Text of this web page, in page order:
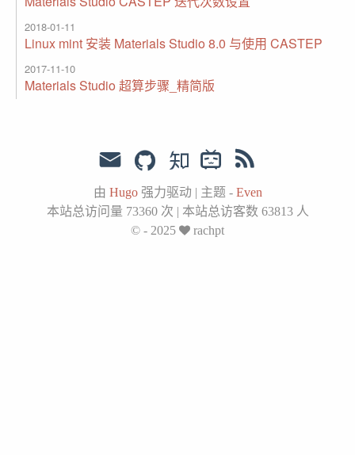
2018-01-11
Linux mint 安装 Materials Studio 8.0 与使用 CASTEP
2017-11-10
Materials Studio 超算步骤_精简版
由 Hugo强力驱动 | 主题 - Even
本站总访问量 73360次 | 本站总访客数 63813人
© - 2025
rachpt